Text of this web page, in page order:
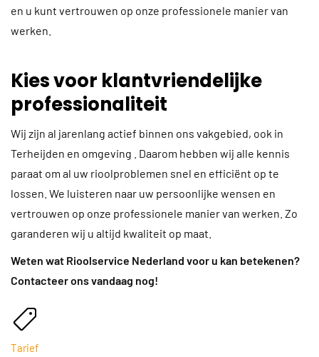
en u kunt vertrouwen op onze professionele manier van
werken.
Kies voor klantvriendelijke
professionaliteit
Wij zijn al jarenlang actief binnen ons vakgebied, ook in
Terheijden en omgeving . Daarom hebben wij alle kennis
paraat om al uw rioolproblemen snel en efficiënt op te
lossen. We luisteren naar uw persoonlijke wensen en
vertrouwen op onze professionele manier van werken. Zo
garanderen wij u altijd kwaliteit op maat.
Weten wat Rioolservice Nederland voor u kan betekenen?
Contacteer ons vandaag nog!
Tarief